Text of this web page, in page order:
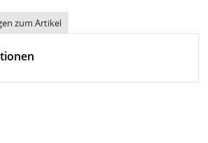
zum Artikel